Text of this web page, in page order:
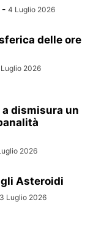
- 4 Luglio 2026
delle ore
2026
dismisura un
2026
Asteroidi
3 Luglio 2026